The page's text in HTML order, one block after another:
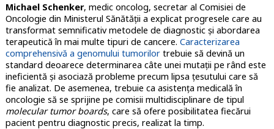
Michael Schenker, medic oncolog, secretar al Comisiei de
Oncologie din Ministerul Sănătății a explicat progresele care au
transformat semnificativ metodele de diagnostic și abordarea
terapeutică în mai multe tipuri de cancere. Caracterizarea
comprehensivă a genomului tumorilortrebuie să devină un
standard deoarece determinarea câte unei mutații pe rând este
ineficientă și asociază probleme precum lipsa țesutului care să
fie analizat. De asemenea, trebuie ca asistența medicală în
oncologie să se sprijine pe comisii multidisciplinare de tipul
molecular tumor boards, care să ofere posibilitatea fiecărui
pacient pentru diagnostic precis, realizat la timp.